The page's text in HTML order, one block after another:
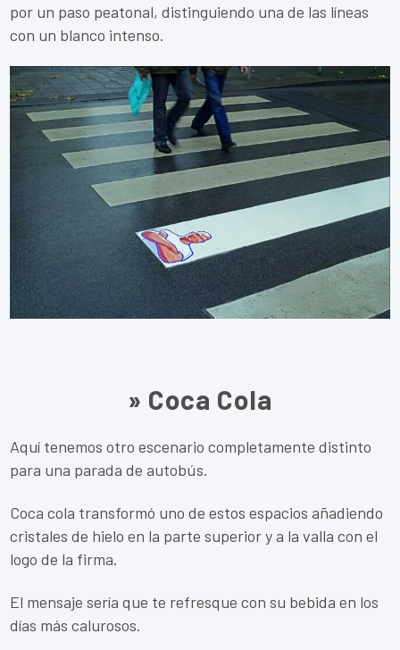
por un paso peatonal, distinguiendo una de las líneas
con un blanco intenso.
» Coca Cola
Aquí tenemos otro escenario completamente distinto
para una parada de autobús.
Coca cola transformó uno de estos espacios añadiendo
cristales de hielo en la parte superior y a la valla con el
logo de la firma.
El mensaje sería que te refresque con su bebida en los
días más calurosos.